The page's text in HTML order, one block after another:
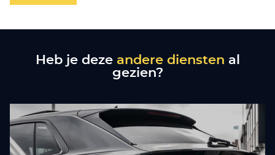
Heb je deze andere diensten al
gezien?